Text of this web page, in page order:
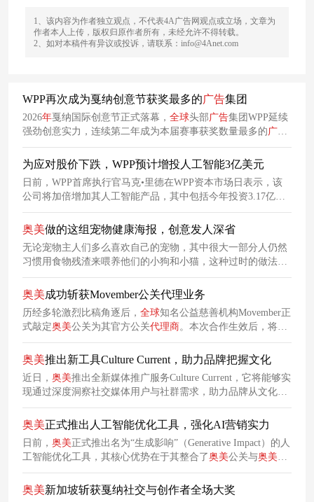
1、该内容为作者独立观点，不代表4A广告网观点或立场，文章为
作者本人上传，版权归原作者所有，未经允许不得转载。
2、如对本稿件有异议或投诉，请联系：info@4Anet.com
WPP再次成为戛纳创意节获奖最多的广告集团
2026年戛纳国际创意节正式落幕， 全球头部广告集团WPP延续
强劲创意实力，连续第二年成为本届赛事获奖数量最多的广告
集团。其中，奥美成功斩获2026年戛纳国际创意节年度最佳广
告网络大奖。
为应对股价下跌，WPP预计增投人工智能3亿美元
日前，WPP首席执行官马克•里德在WPP资本市场日表示，该
公司将加倍增加其人工智能产品，其中包括今年投资3.17亿美
元(2.5亿英镑)，但它不会忘记自己的创意根源。 在WPP资本市
场日(Capital Markets Day)前夕，Mark Read接受了(
的采访，展望了未来一年的计划。他谈到了在人工智能战略中
保留人类判断的必要性、人工智能增强人类创造力的能力，以
及他对今年美
奥美做的这组宠物健康海报，创意发人深省
无论宠物主人们多么喜欢自己的宠物，其中很大一部分人仍然
习惯用食物残渣来喂养他们的小狗和小猫，这种过时的做法往
往会对宠物健康造成不小的损害。为了推广健康喂养理念，宠
物品牌Mousoudi携手
奥美
，共同呈现了一组创意海报，力图吸
引宠物主的关注。
奥美成功斩获Movember公关代理业务
历经多轮激烈比稿角逐后， 全球知名公益慈善机构Movember正
式敲定奥美公关为其官方公关代理商。本次合作生效后，将由
奥美公关全权承接Movember澳大利亚市场的品牌公关传播工
作。
奥美推出新工具Culture Current，助力品牌把握文化
近日， 奥美推出全新媒体推广服务Culture Current，它将能够实
现通过深度洞察社交媒体用户与社群需求，助力品牌从文化观
察转向主动塑造，构建更深层的受众联系与品牌信誉。
奥美正式推出人工智能优化工具，强化AI营销实力
日前， 奥美 正式推出名为“生成影响”（Generative Impact）的人
工智能优化工具，其核心优势在于其整合了奥美公关与奥美互
动在数字体验优化上的能力，该工具或将成为奥美应对当下信
息发现方式变革的重要战略解决方案。
奥美新加坡斩获戛纳社交与创作者全场大奖